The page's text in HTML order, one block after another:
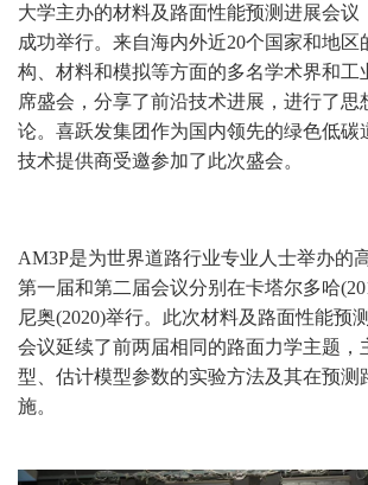
大学主办的材料及路面性能预测进展会议
成功举行。来自海内外近20个国家和地区
构、材料和模拟等方面的多名学术界和工
席盛会，分享了前沿技术进展， 进行了思
论。喜跃发集团作为国内领先的绿色低碳
技术提供商受邀参加了此次盛会。
AM3P是为世界道路行业专业人士举办的
第一届和第二届会议分别在卡塔尔多哈
尼奥(2020)举行。此次材料及路面性能预
会议延续了前两届相同的路面力学主题，
型、估计模型参数的实验方法及其在预测
施。